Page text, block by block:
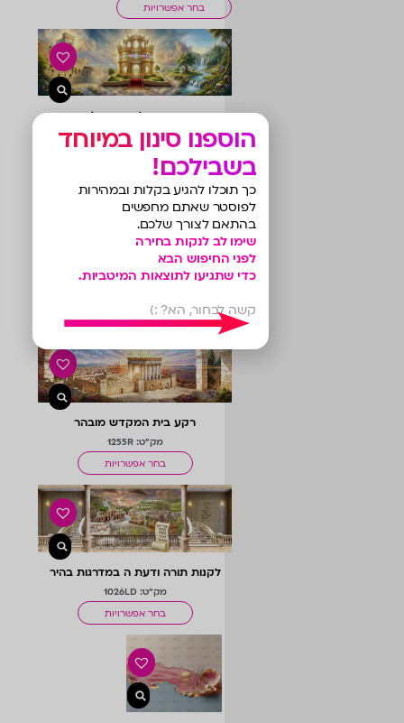
בחר אפשרויות
רקע ויתנו לך כתר מלוכה
מק"ט: 51215R
בחר אפשרויות
ערכים בזהב צניעות
בחר אפשרויות
רקע בית המקדש מובהר
מק"ט: 1255R
בחר אפשרויות
לקנות תורה ודעת ה במדרגות בהיר
מק"ט: 1026LD
בחר אפשרויות
הוספנו סינון במיוחד
בשבילכם!
כך תוכלו להגיע בקלות ובמהירות
לפוסטר שאתם מחפשים
בהתאם לצורך שלכם.
שימו לב לנקות בחירה
לפני החיפוש הבא
כדי שתגיעו לתוצאות המיטביות.
קשה לבחור, הא? :)